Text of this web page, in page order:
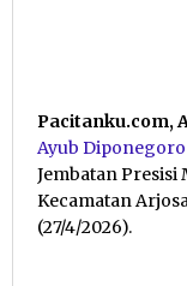
Pacitanku.com,
Ayub
Jembatan Presisi
Kecamatan
(27/4/2026).